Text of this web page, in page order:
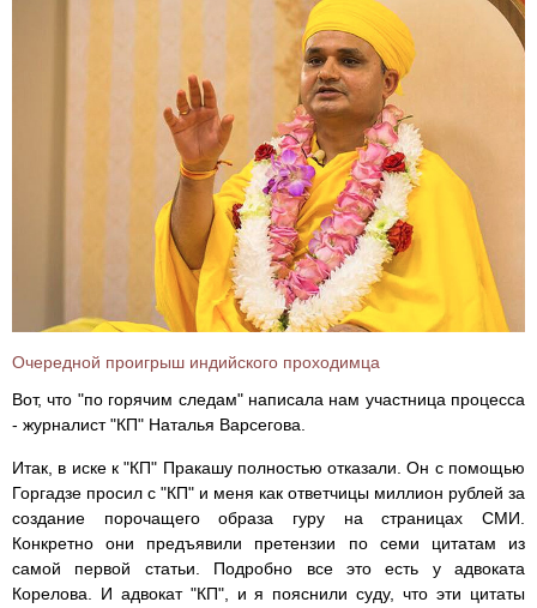
Очередной проигрыш индийского проходимца
Вот, что "по горячим следам" написала нам участница процесса
- журналист "КП" Наталья Варсегова.
Итак, в иске к "КП" Пракашу полностью отказали. Он с помощью
Горгадзе просил с "КП" и меня как ответчицы миллион рублей за
создание порочащего образа гуру на страницах СМИ.
Конкретно они предъявили претензии по семи цитатам из
самой первой статьи. Подробно все это есть у адвоката
Корелова. И адвокат "КП", и я пояснили суду, что эти цитаты